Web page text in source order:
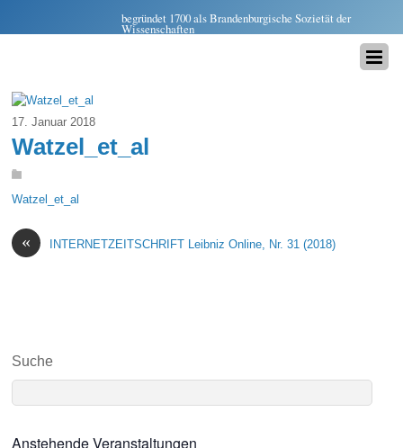
begründet 1700 als Brandenburgische Sozietät der
Wissenschaften
17. Januar 2018
Watzel_et_al
Watzel_et_al
« INTERNETZEITSCHRIFT Leibniz Online, Nr. 31 (2018)
Suche
Anstehende Veranstaltungen